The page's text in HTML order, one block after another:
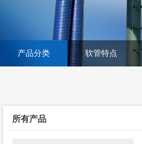
产品分类 软管特点
所有产品